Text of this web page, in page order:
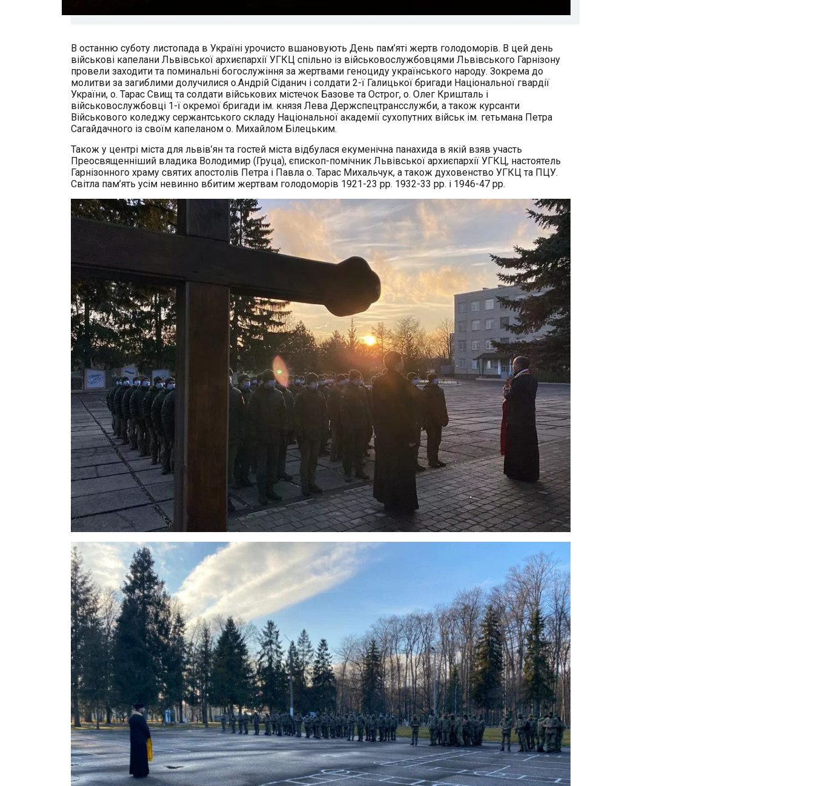
В останню суботу листопада в Україні урочисто вшановують День пам’яті жертв голодоморів. В цей день
військові капелани Львівської архиєпархії УГКЦ спільно із військовослужбовцями Львівського Гарнізону
провели заходити та поминальні богослужіння за жертвами геноциду українського народу. Зокрема до
молитви за загиблими долучилися о.Андрій Сіданич і солдати 2-ї Галицької бригади Національної гвардії
України, о. Тарас Свищ та солдати військових містечок Базове та Острог, о. Олег Кришталь і
військовослужбовці 1-ї окремої бригади ім. князя Лева Держспецтрансслужби, а також курсанти
Військового коледжу сержантського складу Національної академії сухопутних військ ім. гетьмана Петра
Сагайдачного із своїм капеланом о. Михайлом Білецьким.
Також у центрі міста для львів’ян та гостей міста відбулася екуменічна панахида в якій взяв участь
Преосвященніший владика Володимир (Груца), єпископ-помічник Львівської архиєпархії УГКЦ, настоятель
Гарнізонного храму святих апостолів Петра і Павла о. Тарас Михальчук, а також духовенство УГКЦ та ПЦУ.
Світла пам’ять усім невинно вбитим жертвам голодоморів 1921-23 рр. 1932-33 рр. і 1946-47 рр.